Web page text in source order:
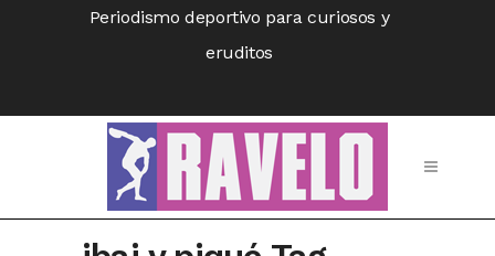
Periodismo deportivo para curiosos y
eruditos